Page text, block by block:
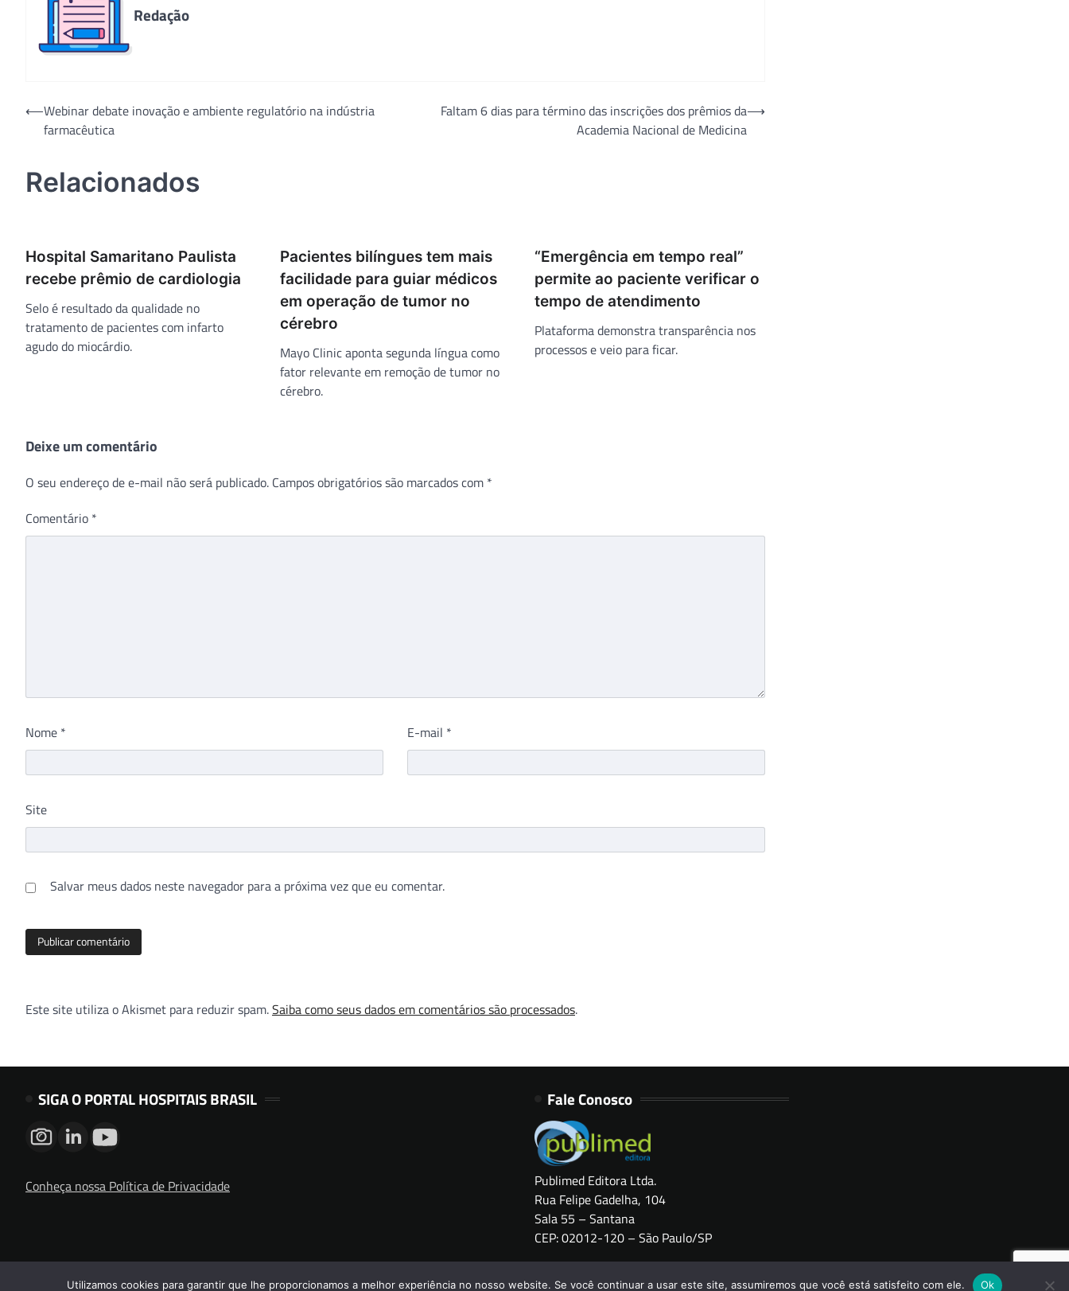
Redação
Navegação
⟵Webinar debate inovação e ambiente regulatório na indústria
farmacêutica
Faltam 6 dias para término das inscrições dos prêmios da
Academia Nacional de Medicina
⟶
Relacionados
Hospital Samaritano Paulista
recebe prêmio de cardiologia
Selo é resultado da qualidade no
tratamento de pacientes com infarto
agudo do miocárdio.
Pacientes bilíngues tem mais
facilidade para guiar médicos
em operação de tumor no
cérebro
Mayo Clinic aponta segunda língua como
fator relevante em remoção de tumor no
cérebro.
“Emergência em tempo real”
permite ao paciente verificar o
tempo de atendimento
Plataforma demonstra transparência nos
processos e veio para ficar.
Deixe um comentário
O seu endereço de e-mail não será publicado. Campos obrigatórios são marcados com *
Comentário *
Nome * E-mail *
Site
Salvar meus dados neste navegador para a próxima vez que eu comentar.
Este site utiliza o Akismet para reduzir spam.Saiba como seus dados em comentários são processados.
SIGA O PORTAL HOSPITAIS BRASIL
Conheça nossa Política de Privacidade
Fale Conosco
Publimed Editora Ltda.
Rua Felipe Gadelha, 104
Sala 55 – Santana
CEP: 02012-120 – São Paulo/SP
Utilizamos cookies para garantir que lhe proporcionamos a melhor experiência no nosso website. Se você continuar a usar este site, assumiremos que você está satisfeito com ele. Ok